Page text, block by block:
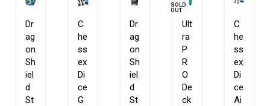
Dr
ag
on
Sh
iel
d
St
C
he
ss
ex
Di
ce
G
Dr
ag
on
Sh
iel
d
St
SOLD
OUT
Ult
ra
P
R
O
De
ck
C
he
ss
ex
Di
ce
Ai